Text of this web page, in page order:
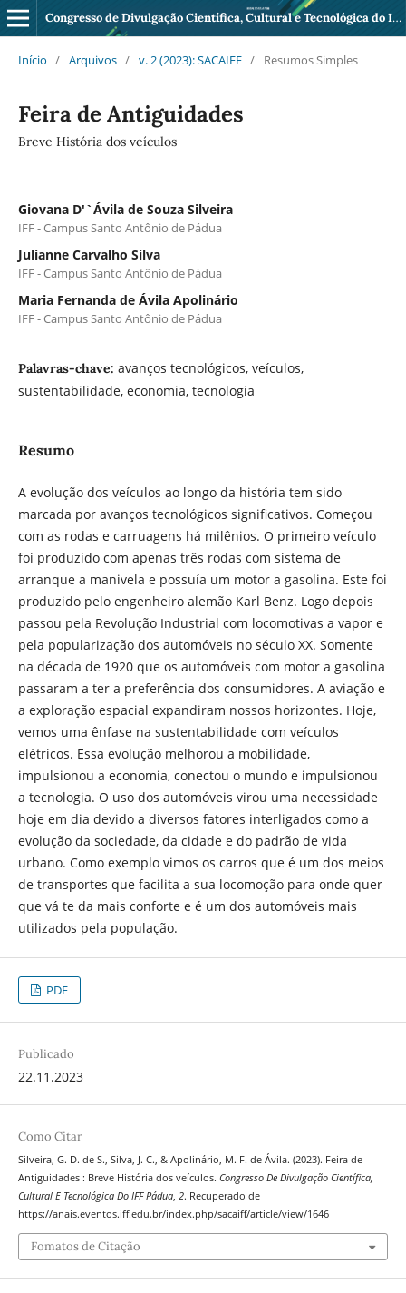
Congresso de Divulgação Científica, Cultural e Tecnológica do IFF Pádua
Início / Arquivos / v. 2 (2023): SACAIFF / Resumos Simples
Feira de Antiguidades
Breve História dos veículos
Giovana D'`Ávila de Souza Silveira
IFF - Campus Santo Antônio de Pádua
Julianne Carvalho Silva
IFF - Campus Santo Antônio de Pádua
Maria Fernanda de Ávila Apolinário
IFF - Campus Santo Antônio de Pádua
Palavras-chave: avanços tecnológicos, veículos,
sustentabilidade, economia, tecnologia
Resumo
A evolução dos veículos ao longo da história tem sido
marcada por avanços tecnológicos significativos. Começou
com as rodas e carruagens há milênios. O primeiro veículo
foi produzido com apenas três rodas com sistema de
arranque a manivela e possuía um motor a gasolina. Este foi
produzido pelo engenheiro alemão Karl Benz. Logo depois
passou pela Revolução Industrial com locomotivas a vapor e
pela popularização dos automóveis no século XX. Somente
na década de 1920 que os automóveis com motor a gasolina
passaram a ter a preferência dos consumidores. A aviação e
a exploração espacial expandiram nossos horizontes. Hoje,
vemos uma ênfase na sustentabilidade com veículos
elétricos. Essa evolução melhorou a mobilidade,
impulsionou a economia, conectou o mundo e impulsionou
a tecnologia. O uso dos automóveis virou uma necessidade
hoje em dia devido a diversos fatores interligados como a
evolução da sociedade, da cidade e do padrão de vida
urbano. Como exemplo vimos os carros que é um dos meios
de transportes que facilita a sua locomoção para onde quer
que vá te da mais conforte e é um dos automóveis mais
utilizados pela população.
PDF
Publicado
22.11.2023
Como Citar
Silveira, G. D. de S., Silva, J. C., & Apolinário, M. F. de Ávila. (2023). Feira de
Antiguidades : Breve História dos veículos. Congresso De Divulgação Científica,
Cultural E Tecnológica Do IFF Pádua, 2. Recuperado de
https://anais.eventos.iff.edu.br/index.php/sacaiff/article/view/1646
Fomatos de Citação